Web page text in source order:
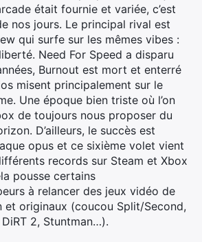
était fournie et variée, c’est
nos jours. Le principal rival est
qui surfe sur les mêmes vibes :
Need For Speed a disparu
Burnout est mort et enterré
misent principalement sur le
Une époque bien triste où l’on
de toujours nous proposer du
D’ailleurs, le succès est
opus et ce sixième volet vient
records sur Steam et Xbox
pousse certains
à relancer des jeux vidéo de
et originaux (coucou Split/Second,
2, Stuntman…).